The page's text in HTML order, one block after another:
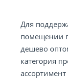
Для
помещении
дешево
категория